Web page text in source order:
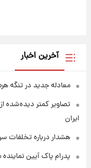
آخرین اخبار
معادله جدید در تنگه
تصاویر کمتر دیده‌شده
ایران
هشدار درباره تخلفات
پدرام پاک آیین